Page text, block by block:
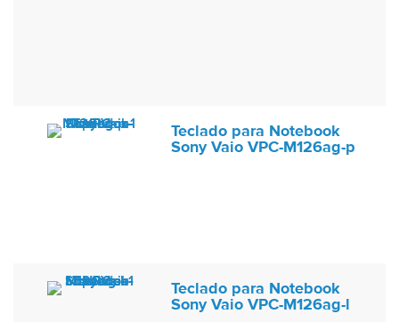
Teclado para Notebook
Sony Vaio VPC-M126ag-p
Teclado para Notebook
Sony Vaio VPC-M126ag-l